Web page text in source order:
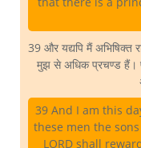
39 और यद्यपि मैं अभिषिक्त
मुझ से अधिक प्रचण्ड हैं।
39 And I am this
these men the
LORD shall